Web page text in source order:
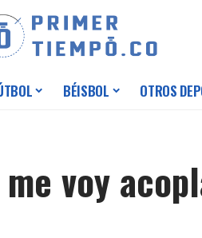
BÉISBOL OTROS
voy